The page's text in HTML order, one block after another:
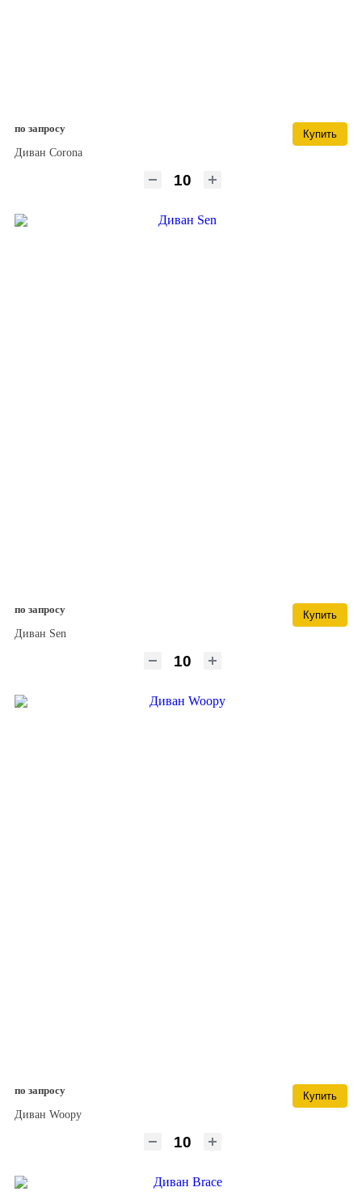
по запросу
Купить
Диван Corona
по запросу
Купить
Диван Sen
по запросу
Купить
Диван Woopy